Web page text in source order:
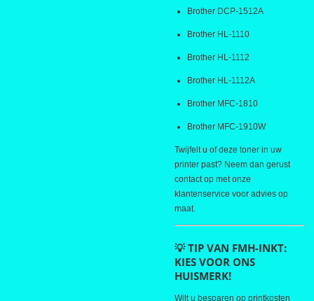
Brother DCP-1512A
Brother HL-1110
Brother HL-1112
Brother HL-1112A
Brother MFC-1810
Brother MFC-1910W
Twijfelt u of deze toner in uw
printer past? Neem dan gerust
contact op met onze
klantenservice voor advies op
maat.
💡 TIP VAN FMH-INKT:
KIES VOOR ONS
HUISMERK!
Wilt u besparen op printkosten